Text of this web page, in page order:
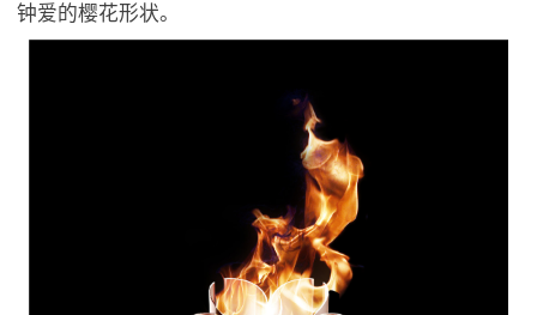
钟爱的樱花形状。